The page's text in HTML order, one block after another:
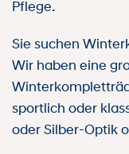
Pflege.
Sie suchen
Wir haben eine
sportlich oder
oder Silber-Optik